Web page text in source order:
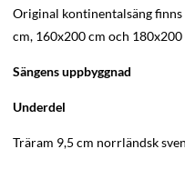
Original kontinentalsäng
cm, 160x200 cm och 180x200
Sängens uppbyggnad
Underdel
Träram 9,5 cm norrländsk